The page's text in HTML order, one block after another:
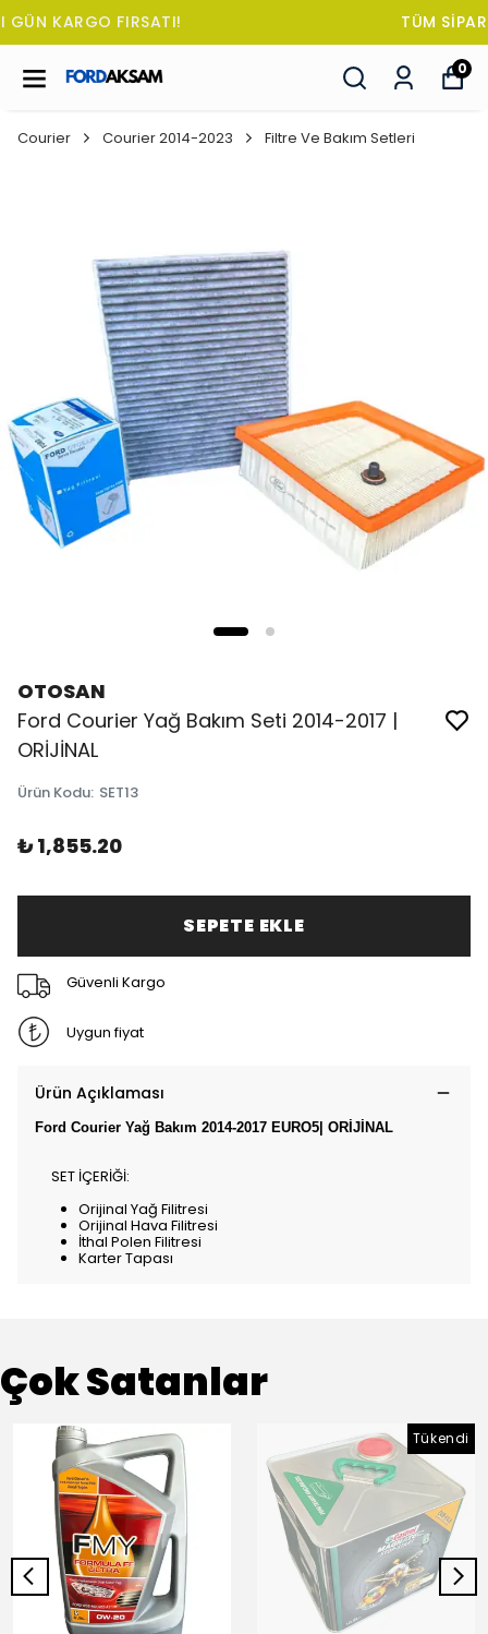
TÜM SİPARİŞLERDE OTO KOKUSU HEDİYE!
0
Courier Courier 2014-2023 Filtre Ve Bakım Setleri
OTOSAN
Ford Courier Yağ Bakım Seti 2014-2017 |
ORİJİNAL
Ürün Kodu: SET13
₺ 1,855.20
SEPETE EKLE
Güvenli Kargo
Uygun fiyat
Ürün Açıklaması
Ford Courier Yağ Bakım 2014-2017 EURO5| ORİJİNAL
SET İÇERİĞİ:
Orijinal Yağ Filitresi
Orijinal Hava Filitresi
İthal Polen Filitresi
Karter Tapası
Çok Satanlar
Tükendi